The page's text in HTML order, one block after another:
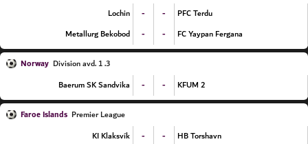
Lochin
- -
PFC Terdu
Metallurg Bekobod
- - FC Yaypan Fergana
Norway
3. Division avd. 1
Baerum SK Sandvika
- - KFUM 2
Faroe Islands Premier League
KI Klaksvík
- -
HB Torshavn